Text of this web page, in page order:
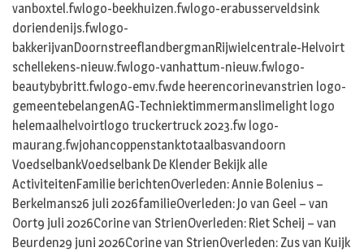
vanboxtel.fwlogo-beekhuizen.fwlogo-erabusserveldsink
doriendenijs.fwlogo-
bakkerijvanDoornstreeflandbergmanRijwielcentrale-Helvoirt
schellekens-nieuw.fwlogo-vanhattum-nieuw.fwlogo-
beautybybritt.fwlogo-emv.fwde heerencorinevanstrien logo-
gemeentebelangenAG-Techniektimmermanslimelight logo
helemaalhelvoirtlogo truckertruck 2023.fw logo-
maurang.fwjohancoppenstanktotaalbasvandoorn
VoedselbankVoedselbank De Klender Bekijk alle
ActiviteitenFamilie berichtenOverleden: Annie Bolenius –
Berkelmans26 juli 2026familieOverleden: Jo van Geel – van
Oort9 juli 2026Corine van StrienOverleden: Riet Scheij – van
Beurden29 juni 2026Corine van StrienOverleden: Zus van Kuijk